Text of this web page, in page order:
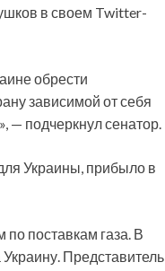
в своем Twitter-
обрести
зависимой от себя
— подчеркнул сенатор.
Украины, прибыло в
поставкам газа. В
Представитель